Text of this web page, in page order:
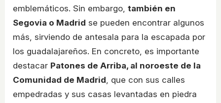
emblemáticos. Sin embargo, también en
Segovia o Madrid se pueden encontrar algunos
más, sirviendo de antesala para la escapada por
los guadalajareños. En concreto, es importante
destacar Patones de Arriba, al noroeste de la
Comunidad de Madrid, que con sus calles
empedradas y sus casas levantadas en piedra